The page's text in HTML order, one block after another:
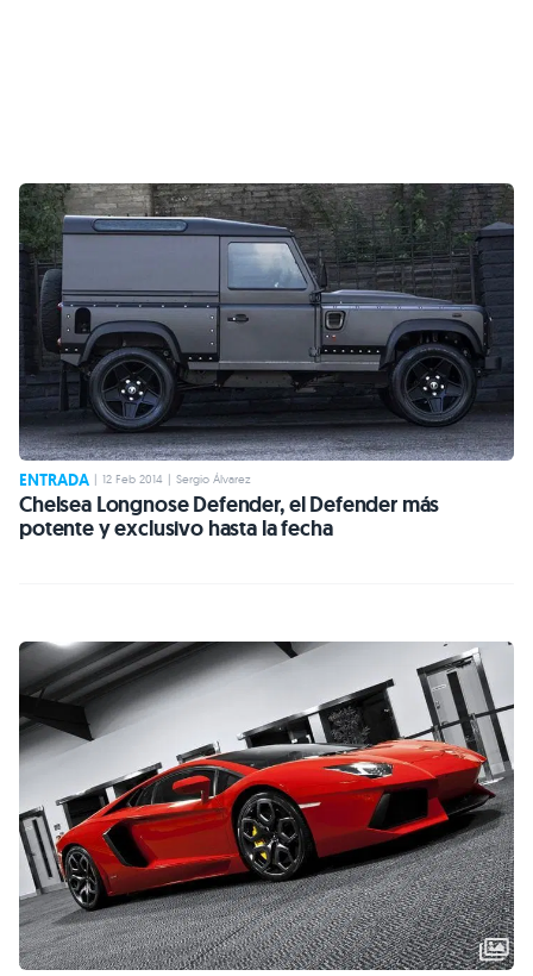
ENTRADA 12 Feb 2014 Sergio Álvarez
Chelsea Longnose Defender, el Defender más
potente y exclusivo hasta la fecha